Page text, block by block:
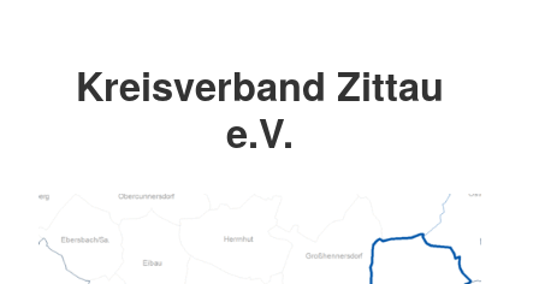
Kreisverband Zittau
e.V.